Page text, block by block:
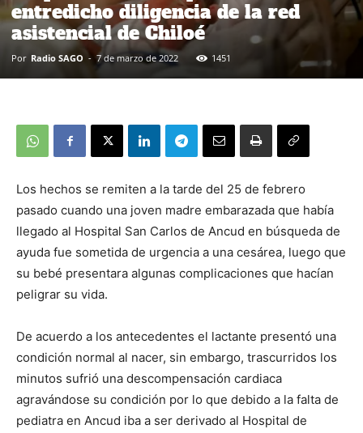
entredicho diligencia de la red
asistencial de Chiloé
Por Radio SAGO - 7 de marzo de 2022 1451
Los hechos se remiten a la tarde del 25 de febrero
pasado cuando una joven madre embarazada que había
llegado al Hospital San Carlos de Ancud en búsqueda de
ayuda fue sometida de urgencia a una cesárea, luego que
su bebé presentara algunas complicaciones que hacían
peligrar su vida.
De acuerdo a los antecedentes el lactante presentó una
condición normal al nacer, sin embargo, trascurridos los
minutos sufrió una descompensación cardiaca
agravándose su condición por lo que debido a la falta de
pediatra en Ancud iba a ser derivado al Hospital de